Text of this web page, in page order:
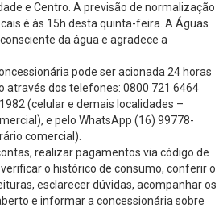
e Centro. A previsão de normalização
é às 15h desta quinta-feira. A Águas
da água e agradece a
pode ser acionada 24 horas
através dos telefones: 0800 721 6464
(celular e demais localidades –
e pelo WhatsApp (16) 99778-
comercial).
realizar pagamentos via código de
o histórico de consumo, conferir o
esclarecer dúvidas, acompanhar os
e informar a concessionária sobre